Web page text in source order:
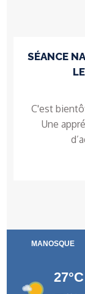
SÉANCE
C'est
Une